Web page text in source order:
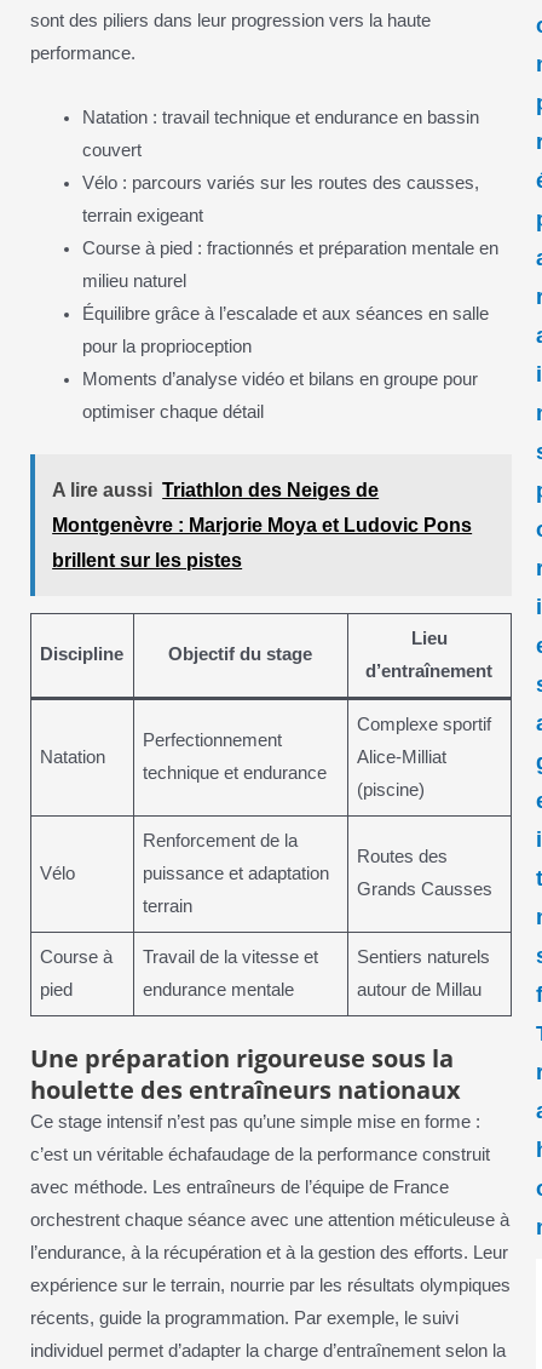
sont des piliers dans leur progression vers la haute
performance.
Natation : travail technique et endurance en bassin
couvert
Vélo : parcours variés sur les routes des causses,
terrain exigeant
Course à pied : fractionnés et préparation mentale en
milieu naturel
Équilibre grâce à l’escalade et aux séances en salle
pour la proprioception
Moments d’analyse vidéo et bilans en groupe pour
optimiser chaque détail
A lire aussi Triathlon des Neiges de
Montgenèvre : Marjorie Moya et Ludovic Pons
brillent sur les pistes
Discipline Objectif du stage
Lieu
d’entraînement
Natation
Perfectionnement
technique et endurance
Complexe sportif
Alice-Milliat
(piscine)
Vélo
Renforcement de la
puissance et adaptation
terrain
Routes des
Grands Causses
Course à
pied
Travail de la vitesse et
endurance mentale
Sentiers naturels
autour de Millau
Une préparation rigoureuse sous la
houlette des entraîneurs nationaux
Ce stage intensif n’est pas qu’une simple mise en forme :
c’est un véritable échafaudage de la performance construit
avec méthode. Les entraîneurs de l’équipe de France
orchestrent chaque séance avec une attention méticuleuse à
l’endurance, à la récupération et à la gestion des efforts. Leur
expérience sur le terrain, nourrie par les résultats olympiques
récents, guide la programmation. Par exemple, le suivi
individuel permet d’adapter la charge d’entraînement selon la